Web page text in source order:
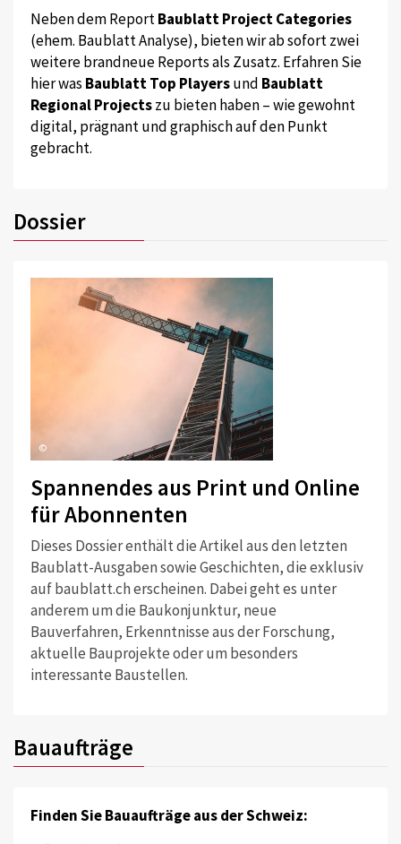
Neben dem ReportBaublatt Project Categories
(ehem. Baublatt Analyse), bieten wir ab sofort zwei
weitere brandneue Reports als Zusatz. Erfahren Sie
hier was Baublatt Top Playersund Baublatt
Regional Projectszu bieten haben – wie gewohnt
digital, prägnant und graphisch auf den Punkt
gebracht.
Dossier
©
Spannendes aus Print und Online
für Abonnenten
Dieses Dossier enthält die Artikel aus den letzten
Baublatt-Ausgaben sowie Geschichten, die exklusiv
auf baublatt.ch erscheinen. Dabei geht es unter
anderem um die Baukonjunktur, neue
Bauverfahren, Erkenntnisse aus der Forschung,
aktuelle Bauprojekte oder um besonders
interessante Baustellen.
Bauaufträge
Finden Sie Bauaufträge aus der Schweiz: